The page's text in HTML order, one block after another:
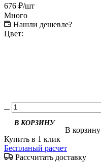
676 ₽/шт
Много
Нашли дешевле?
Цвет:
В корзину
Купить в 1 клик
Беспланый расчет
Рассчитать доставку